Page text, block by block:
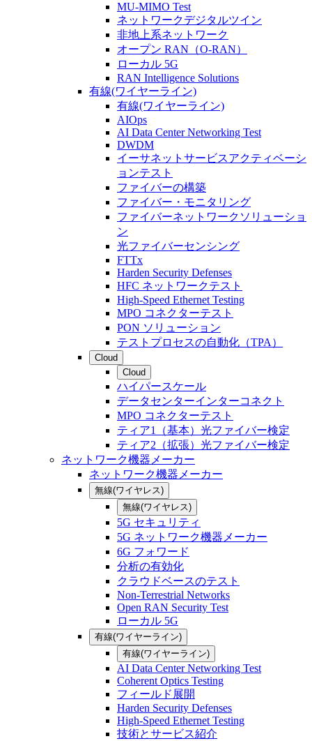
MU-MIMO Test
ネットワークデジタルツイン
非地上系ネットワーク
オープン RAN（O-RAN）
ローカル 5G
RAN Intelligence Solutions
有線(ワイヤーライン)
有線(ワイヤーライン)
AIOps
AI Data Center Networking Test
DWDM
イーサネットサービスアクティベーシ
ョンテスト
ファイバーの構築
ファイバー・モニタリング
ファイバーネットワークソリューショ
ン
光ファイバーセンシング
FTTx
Harden Security Defenses
HFC ネットワークテスト
High-Speed Ethernet Testing
MPO コネクターテスト
PON ソリューション
テストプロセスの自動化（TPA）
Cloud
Cloud
ハイパースケール
データセンターインターコネクト
MPO コネクターテスト
ティア1（基本）光ファイバー検定
ティア2（拡張）光ファイバー検定
ネットワーク機器メーカー
ネットワーク機器メーカー
無線(ワイヤレス)
無線(ワイヤレス)
5G セキュリティ
5G ネットワーク機器メーカー
6G フォワード
分析の有効化
クラウドベースのテスト
Non-Terrestrial Networks
Open RAN Security Test
ローカル 5G
有線(ワイヤーライン)
有線(ワイヤーライン)
AI Data Center Networking Test
Coherent Optics Testing
フィールド展開
Harden Security Defenses
High-Speed Ethernet Testing
技術とサービス紹介